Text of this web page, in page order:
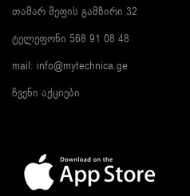
თამარ მეფის გამზირი 32
ტელეფონი 568 91 08 48
mail: info@mytechnica.ge
ჩვენი აქციები